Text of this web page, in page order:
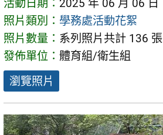
活動日期： 2025 年 06 月 06 日
照片類別： 學務處活動花絮
照片數量： 系列照片共計 136 張
發佈單位： 體育組/衛生組
瀏覽照片